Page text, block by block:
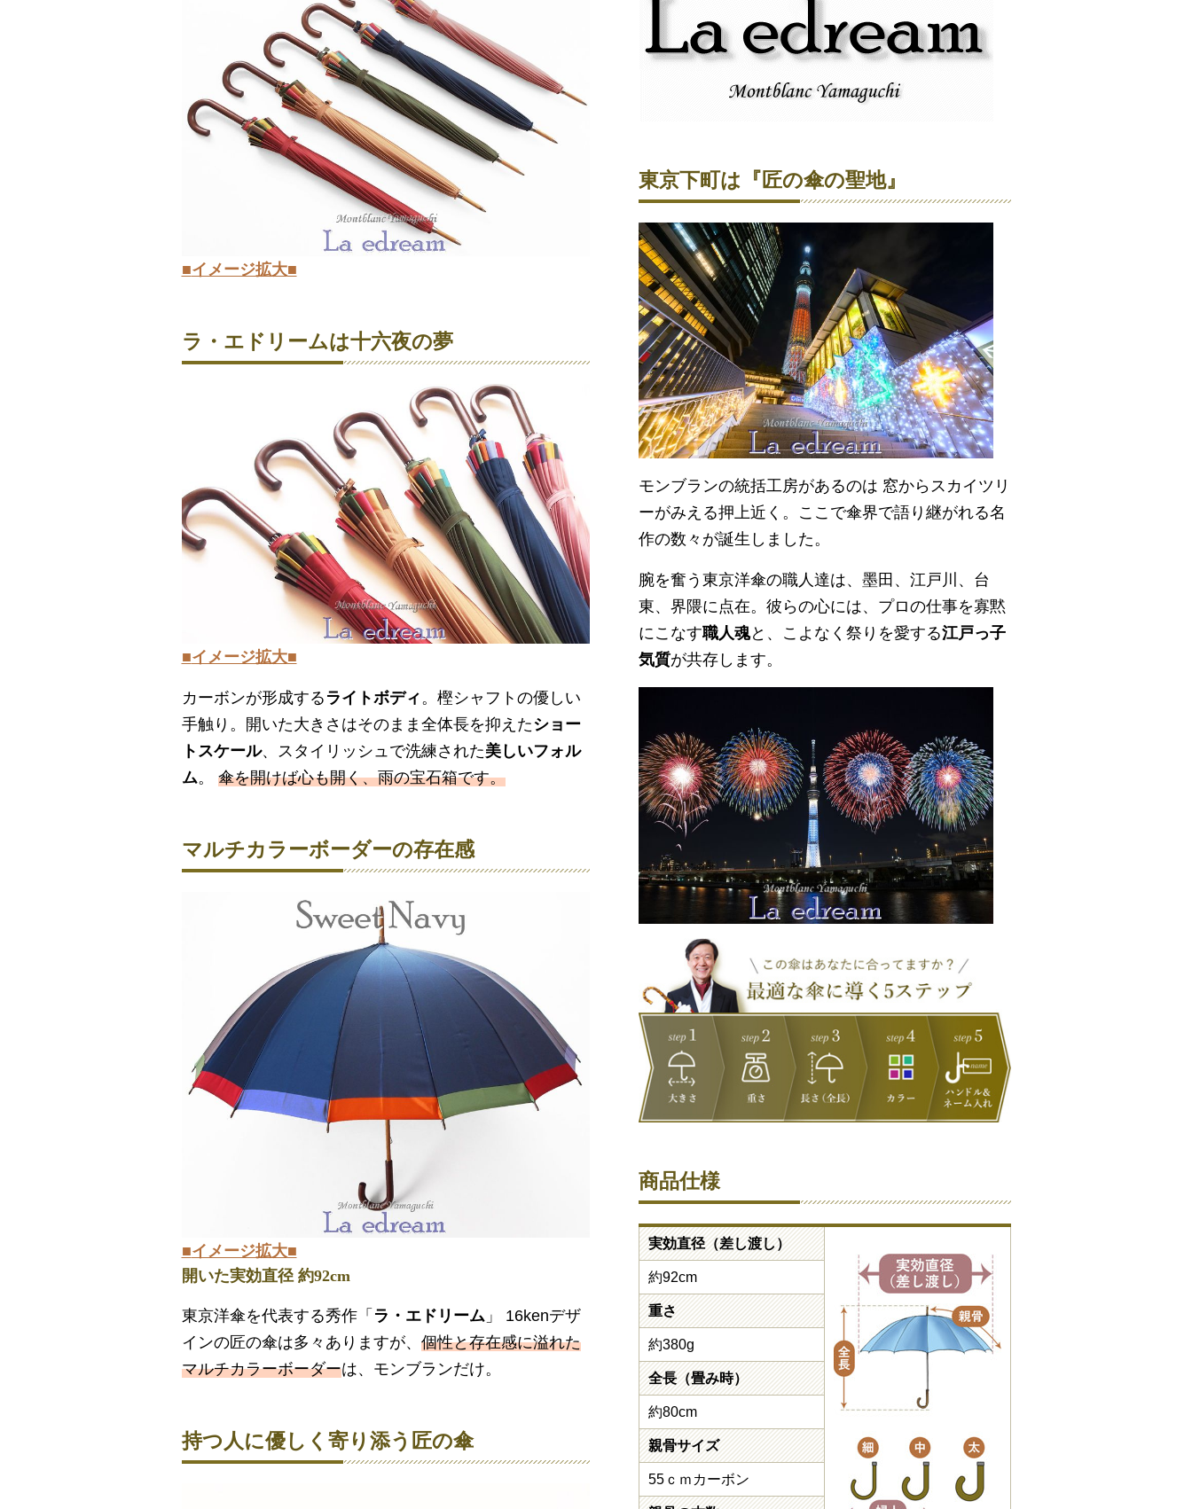
■イメージ拡大■
ラ・エドリームは十六夜の夢
■イメージ拡大■
カーボンが形成する ライトボディ。樫シャフトの優しい
手触り。開いた大きさはそのまま全体長を抑えたショー
トスケール、スタイリッシュで洗練された美しいフォル
ム。 傘を開けば心も開く、雨の宝石箱です。
マルチカラーボーダーの存在感
■イメージ拡大■
開いた実効直径 約92cm
東京洋傘を代表する秀作「 ラ・エドリーム」 16kenデザ
インの匠の傘は多々ありますが、 個性と存在感に溢れた
マルチカラーボーダーは、モンブランだけ。
持つ人に優しく寄り添う匠の傘
東京下町は『匠の傘の聖地』
モンブランの統括工房があるのは 窓からスカイツリ
ーがみえる押上近く。ここで傘界で語り継がれる名
作の数々が誕生しました。
腕を奮う東京洋傘の職人達は、墨田、江戸川、台
東、界隈に点在。彼らの心には、プロの仕事を寡黙
にこなす職人魂と、こよなく祭りを愛する江戸っ子
気質が共存します。
商品仕様
実効直径（差し渡し）
約92cm
重さ
約380g
全長（畳み時）
約80cm
親骨サイズ
55ｃｍカーボン